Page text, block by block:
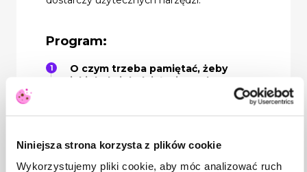
Niniejsza strona korzysta z plików cookie
Wykorzystujemy pliki cookie, aby móc analizować ruch
Program:
O czym trzeba pamiętać, żeby
jakiekolwiek działanie w obszarze
komunikacji z pracownikiem miało
Jak rozmawiać z pracownikami,
żeby zrozumieli o co nam chodzi?